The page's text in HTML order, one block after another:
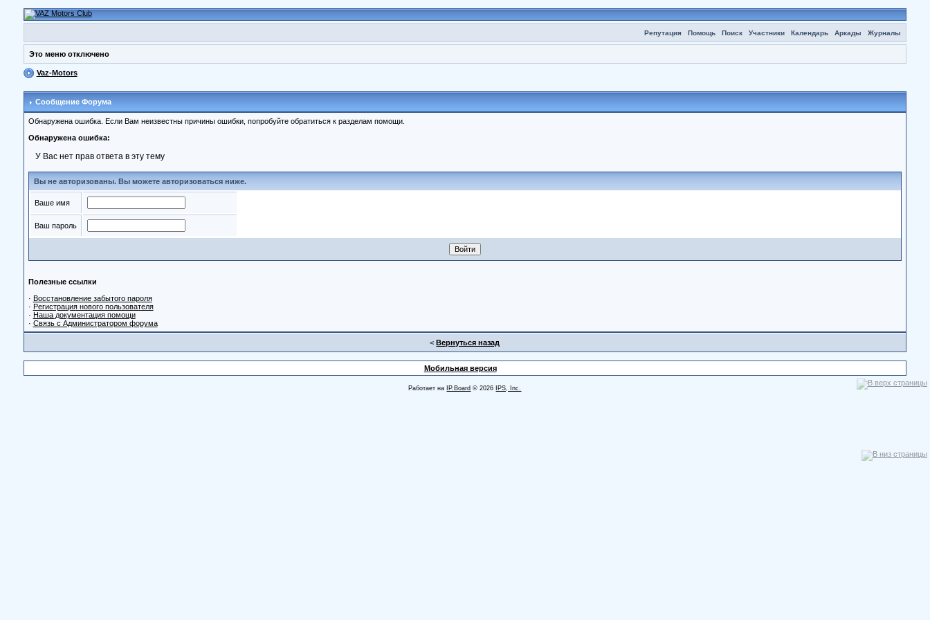
Репутация Помощь Поиск Участники Календарь Аркады Журналы
Это меню отключено
Vaz-Motors
Сообщение Форума
Обнаружена ошибка. Если Вам неизвестны причины ошибки, попробуйте обратиться к разделам помощи.
Обнаружена ошибка:
У Вас нет прав ответа в эту тему
Вы не авторизованы. Вы можете авторизоваться ниже.
Ваше имя
Ваш пароль
Полезные ссылки
· Восстановление забытого пароля
· Регистрация нового пользователя
· Наша документация помощи
· Связь с Администратором форума
<Вернуться назад
Мобильная версия
Работает на IP.Board © 2026 IPS, Inc.